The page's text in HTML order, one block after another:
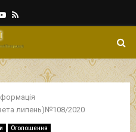
Youtube
Rss
липень)№108/2020
Оголошення